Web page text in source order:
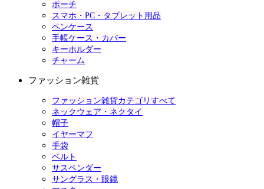
ポーチ
スマホ・PC・タブレット用品
ペンケース
手帳ケース・カバー
キーホルダー
チャーム
ファッション雑貨
ファッション雑貨カテゴリすべて
ネックウェア・ネクタイ
帽子
イヤーマフ
手袋
ベルト
サスペンダー
サングラス・眼鏡